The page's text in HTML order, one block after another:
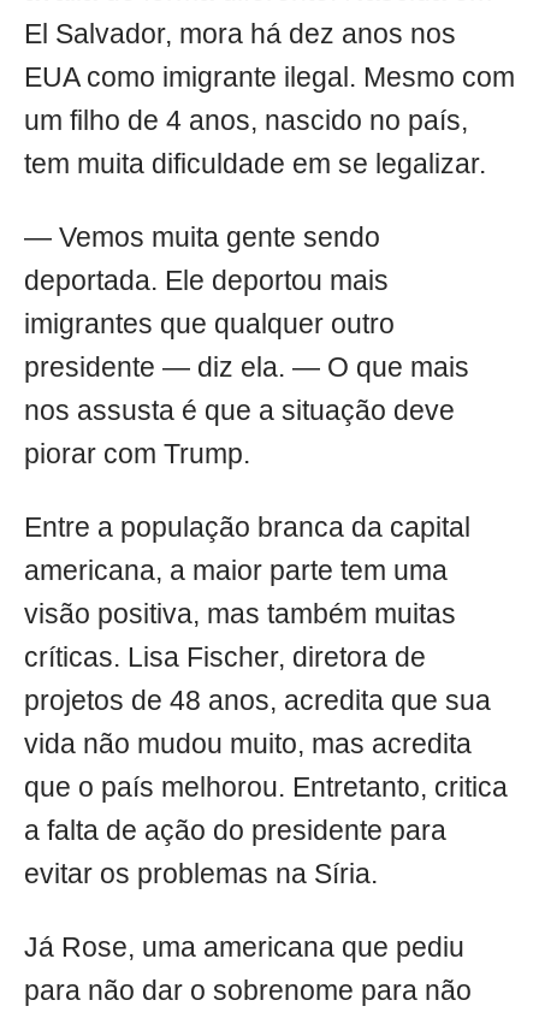
El Salvador, mora há dez anos nos
EUA como imigrante ilegal. Mesmo com
um filho de 4 anos, nascido no país,
tem muita dificuldade em se legalizar.
— Vemos muita gente sendo
deportada. Ele deportou mais
imigrantes que qualquer outro
presidente — diz ela. — O que mais
nos assusta é que a situação deve
piorar com Trump.
Entre a população branca da capital
americana, a maior parte tem uma
visão positiva, mas também muitas
críticas. Lisa Fischer, diretora de
projetos de 48 anos, acredita que sua
vida não mudou muito, mas acredita
que o país melhorou. Entretanto, critica
a falta de ação do presidente para
evitar os problemas na Síria.
Já Rose, uma americana que pediu
para não dar o sobrenome para não